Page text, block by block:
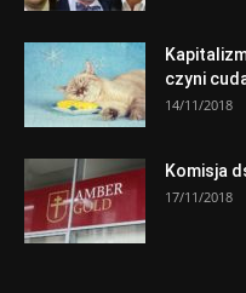
czyni
14/11/2018
Komisja
17/11/2018